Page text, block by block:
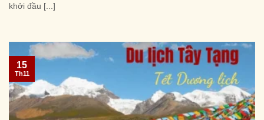
khởi đầu [...]
15
Th11